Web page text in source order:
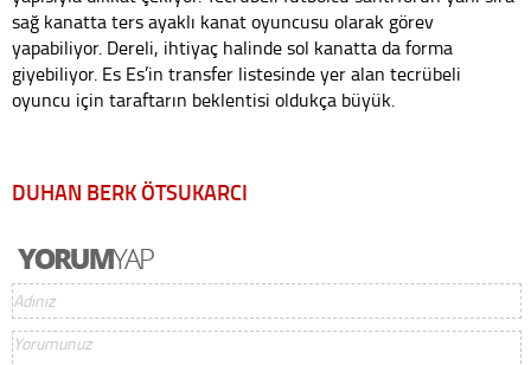
sağ kanatta ters ayaklı kanat oyuncusu olarak görev
yapabiliyor. Dereli, ihtiyaç halinde sol kanatta da forma
giyebiliyor. Es Es’in transfer listesinde yer alan tecrübeli
oyuncu için taraftarın beklentisi oldukça büyük.
DUHAN BERK ÖTSUKARCI